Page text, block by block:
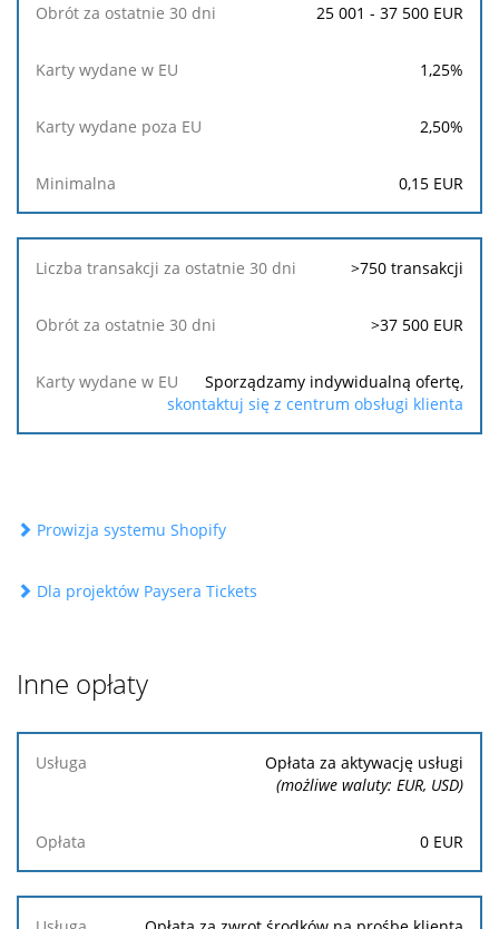
25 001 - 37 500 EUR
1,25%
2,50%
0,15 EUR
>750 transakcji
>37 500 EUR
Sporządzamy indywidualną ofertę,
skontaktuj się z centrum obsługi klienta
Prowizja systemu Shopify
Dla projektów Paysera Tickets
Inne opłaty
Usługa
Opłata za aktywację usługi
(możliwe waluty: EUR, USD)
0 EUR